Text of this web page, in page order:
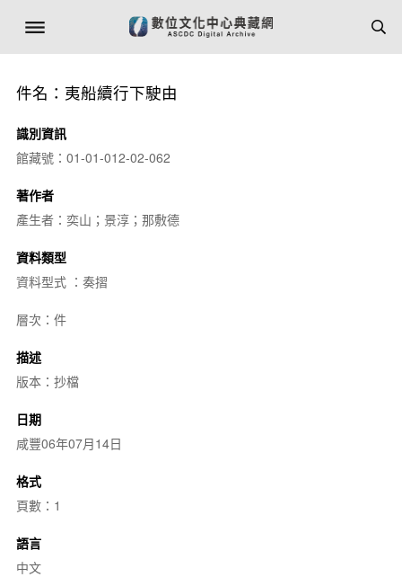
件名：夷船續行下駛由
識別資訊
館藏號：01-01-012-02-062
著作者
產生者：奕山；景淳；那敷德
資料類型
資料型式 ：奏摺
層次：件
描述
版本：抄檔
日期
咸豐06年07月14日
格式
頁數：1
語言
中文